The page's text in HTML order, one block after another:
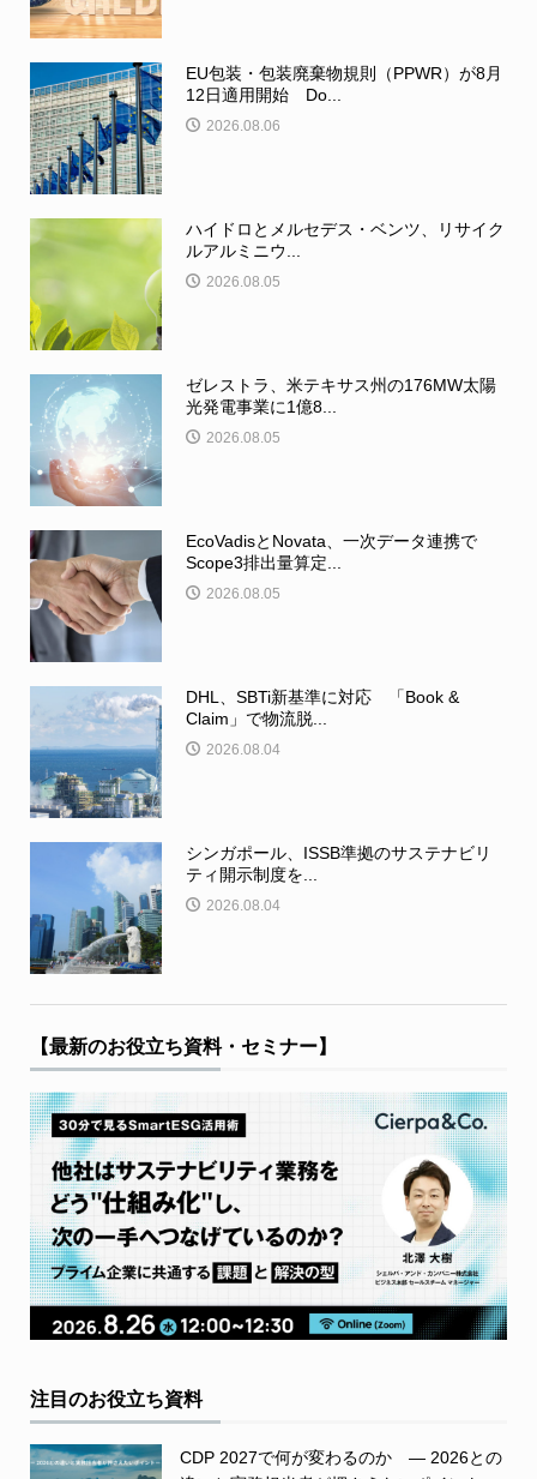
EU包装・包装廃棄物規則（PPWR）が8月
12日適用開始 Do...
2026.08.06
ハイドロとメルセデス・ベンツ、リサイク
ルアルミニウ...
2026.08.05
ゼレストラ、米テキサス州の176MW太陽
光発電事業に1億8...
2026.08.05
EcoVadisとNovata、一次データ連携で
Scope3排出量算定...
2026.08.05
DHL、SBTi新基準に対応 「Book &
Claim」で物流脱...
2026.08.04
シンガポール、ISSB準拠のサステナビリ
ティ開示制度を...
2026.08.04
【最新のお役立ち資料・セミナー】
注目のお役立ち資料
CDP 2027で何が変わるのか ― 2026との